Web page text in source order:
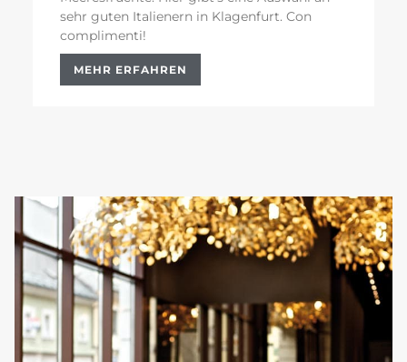
sehr guten Italienern in Klagenfurt. Con
complimenti!
MEHR ERFAHREN